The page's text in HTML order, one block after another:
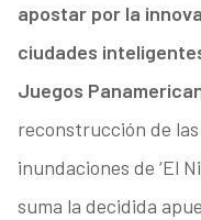
apostar por la
ciudades
Juegos
reconstrucción de
inundaciones de ‘El
suma la decidida